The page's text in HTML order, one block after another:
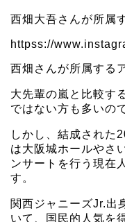
西畑大吾さんが所属
httpss://
西畑さんが所属する
大先輩の嵐と比較す
ではない方も多いの
しかし、結成された
は大阪城ホールやさ
ンサートを行う現在
す。
関西ジャニーズJr.
いて、国民的人気を